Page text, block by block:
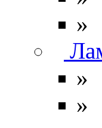
»
»
»